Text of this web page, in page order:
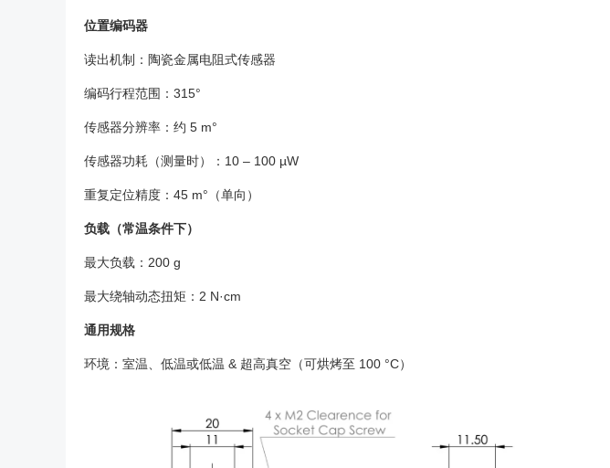
位置编码器
读出机制：陶瓷金属电阻式传感器
编码行程范围：315°
传感器分辨率：约 5 m°
传感器功耗（测量时）：10 – 100 µW
重复定位精度：45 m°（单向）
负载（常温条件下）
最大负载：200 g
最大绕轴动态扭矩：2 N·cm
通用规格
环境：室温、低温或低温 & 超高真空（可烘烤至 100 °C）